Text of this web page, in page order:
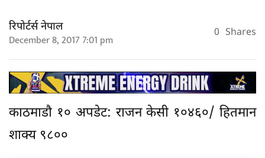
रिपोर्टर्स नेपाल
December 8, 2017 7:01 pm 0 Shares
काठमाडाै १० अपडेट: राजन केसी १०४६०/ हितमान
शाक्य ९८००